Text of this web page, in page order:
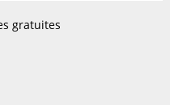
gratuites